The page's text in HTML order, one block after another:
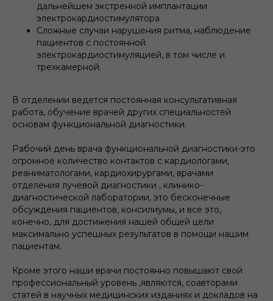
дальнейшем экстренной имплантации
электрокардиостимулятора
Сложные случаи нарушения ритма, наблюдение
пациентов с постоянной
электрокардиостимуляцией, в том числе и
трехкамерной.
В отделении ведется постоянная консультативная
работа, обучение врачей других специальностей
основам функциональной диагностики.
Рабочий день врача функциональной диагностики-это
огромное количество контактов с кардиологами,
реаниматологами, кардиохирургами, врачами
отделения лучевой диагностики , клинико-
диагностической лаборатории, это бесконечные
обсуждения пациентов, консилиумы, и все это,
конечно, для достижения нашей общей цели
максимально успешных результатов в помощи нашим
пациентам.
Кроме этого наши врачи постоянно повышают свой
профессиональный уровень ,являются, соавторами
статей в научных медицинских изданиях и докладов на